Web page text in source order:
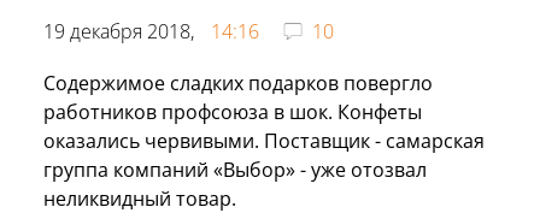
19 декабря 2018, 14:16
10
Содержимое сладких подарков повергло
работников профсоюза в шок. Конфеты
оказались червивыми. Поставщик - самарская
группа компаний «Выбор» - уже отозвал
неликвидный товар.